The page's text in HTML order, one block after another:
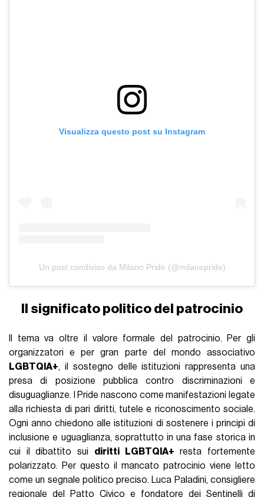
Visualizza questo post su Instagram
Un post condiviso da Milano Pride (@milanopride)
Il significato politico del patrocinio
Il tema va oltre il valore formale del patrocinio. Per gli
organizzatori e per gran parte del mondo associativo
LGBTQIA+, il sostegno delle istituzioni rappresenta una
presa di posizione pubblica contro discriminazioni e
disuguaglianze. I Pride nascono come manifestazioni legate
alla richiesta di pari diritti, tutele e riconoscimento sociale.
Ogni anno chiedono alle istituzioni di sostenere i principi di
inclusione e uguaglianza, soprattutto in una fase storica in
cui il dibattito sui diritti LGBTQIA+ resta fortemente
polarizzato. Per questo il mancato patrocinio viene letto
come un segnale politico preciso. Luca Paladini, consigliere
regionale del Patto Civico e fondatore dei Sentinelli di